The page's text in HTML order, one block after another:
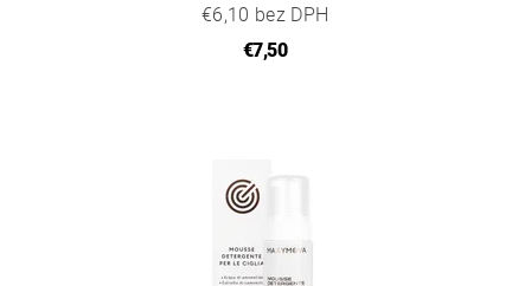
€6,10 bez DPH
€7,50